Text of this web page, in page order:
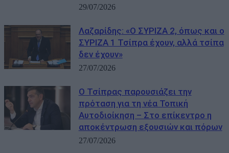
29/07/2026
Λαζαρίδης: «Ο ΣΥΡΙΖΑ 2, όπως και ο
ΣΥΡΙΖΑ 1 Τσίπρα έχουν, αλλά τσίπα
δεν έχουν»
27/07/2026
Ο Τσίπρας παρουσιάζει την
πρόταση για τη νέα Τοπική
Αυτοδιοίκηση – Στο επίκεντρο η
αποκέντρωση εξουσιών και πόρων
27/07/2026